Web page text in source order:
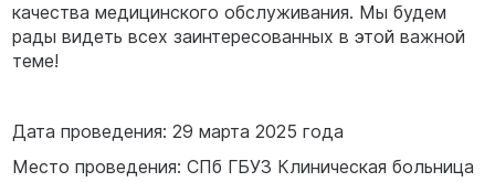
качества медицинского обслуживания. Мы будем
рады видеть всех заинтересованных в этой важной
теме!
Дата проведения: 29 марта 2025 года
Место проведения: СПб ГБУЗ Клиническая больница